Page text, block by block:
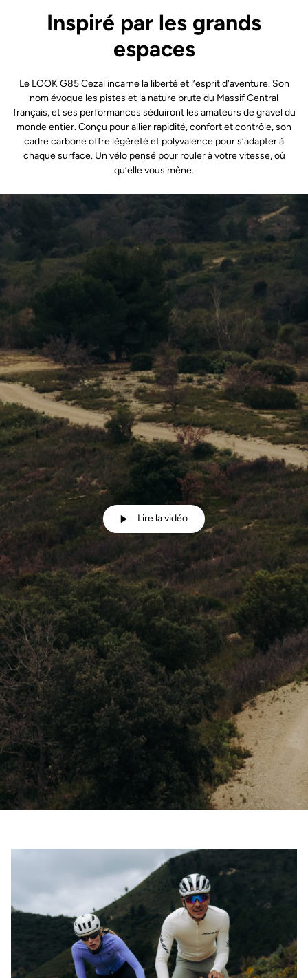
Inspiré par les grands
espaces
Le LOOK G85 Cezal incarne la liberté et l’esprit d’aventure. Son
nom évoque les pistes et la nature brute du Massif Central
français, et ses performances séduiront les amateurs de gravel du
monde entier. Conçu pour allier rapidité, confort et contrôle, son
cadre carbone offre légèreté et polyvalence pour s’adapter à
chaque surface. Un vélo pensé pour rouler à votre vitesse, où
qu’elle vous mène.
Lire la vidéo